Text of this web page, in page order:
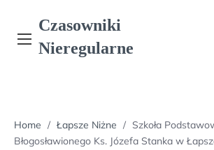
content
Czasowniki
Nieregularne
Home / Łapsze Niżne / Szkoła
Błogosławionego Ks. Józefa Stanka w